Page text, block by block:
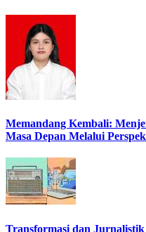
Memandang Kembali:
Masa Depan Melalui
Transformasi dan